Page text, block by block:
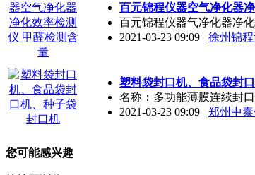
百元锦程仪器空气净化器
百元锦程仪器气净化器净
2021-03-23 09:09
徐州锦
塑料袋封口机、食品袋封
名称：多功能薄膜连续封
2021-03-23 09:09
郑州中
您可能感兴趣